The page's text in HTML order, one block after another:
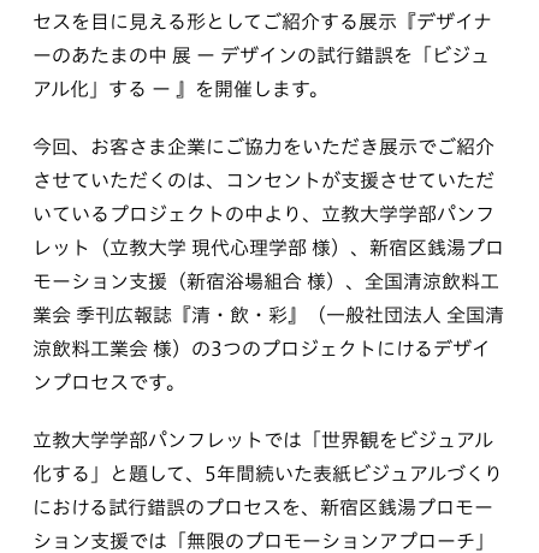
セスを目に見える形としてご紹介する展示『デザイナ
ーのあたまの中 展 ー デザインの試行錯誤を「ビジュ
アル化」する ー 』を開催します。
今回、お客さま企業にご協力をいただき展示でご紹介
させていただくのは、コンセントが支援させていただ
いているプロジェクトの中より、立教大学学部パンフ
レット（立教大学 現代心理学部 様）、新宿区銭湯プロ
モーション支援（新宿浴場組合 様）、全国清涼飲料工
業会 季刊広報誌『清・飲・彩』（一般社団法人 全国清
涼飲料工業会 様）の3つのプロジェクトにけるデザイ
ンプロセスです。
立教大学学部パンフレットでは「世界観をビジュアル
化する」と題して、5年間続いた表紙ビジュアルづくり
における試行錯誤のプロセスを、新宿区銭湯プロモー
ション支援では「無限のプロモーションアプローチ」